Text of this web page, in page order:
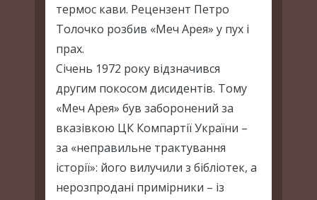
термос кави. Рецензент Петро
Толочко розбив «Меч Арея» у пух і
прах.
Січень 1972 року відзначився
другим покосом дисидентів. Тому
«Меч Арея» був заборонений за
вказівкою ЦК Компартії України –
за «неправильне трактування
історії»: його вилучили з бібліотек, а
нерозпродані примірники – із